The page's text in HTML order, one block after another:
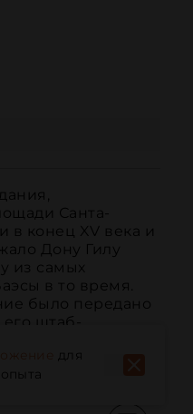
Санта-
в конец XV века и
Дону Гилу
из самых
в то время.
было передано
штаб-
для